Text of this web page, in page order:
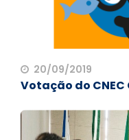
20/09/2019
Votação do